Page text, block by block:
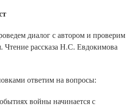
диалог с автором и проверим
рассказа Н.С. Евдокимова
ответим на вопросы:
войны начинается с